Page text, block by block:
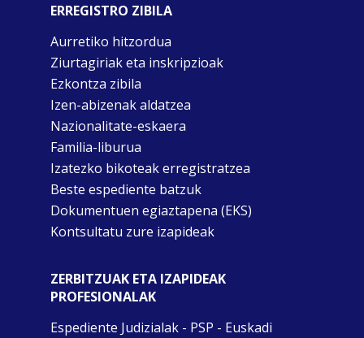
ERREGISTRO ZIBILA
Aurretiko hitzordua
Ziurtagiriak eta inskripzioak
Ezkontza zibila
Izen-abizenak aldatzea
Nazionalitate-eskaera
Familia-liburua
Izatezko bikoteak erregistratzea
Beste espediente batzuk
Dokumentuen egiaztapena (EKS)
Kontsultatu zure izapideak
ZERBITZUAK ETA IZAPIDEAK
PROFESIONALAK
Espediente Judizialak - PSP - Euskadi